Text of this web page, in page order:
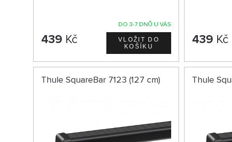
DO 3-7 DNŮ U VÁS
439 Kč 439 Kč
Thule SquareBar 7123 (127 cm) Thule